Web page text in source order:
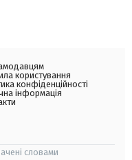
користування
конфіденційності
інформація
словами